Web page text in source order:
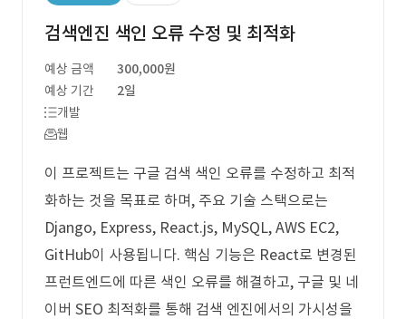
검색엔진 색인 오류 수정 및 최적화
예상 금액
300,000원
예상 기간
2일
개발
웹
이 프로젝트는 구글 검색 색인 오류를 수정하고 최적
화하는 것을 목표로 하며, 주요 기술 스택으로는
Django, Express, React.js, MySQL, AWS EC2,
GitHub이 사용됩니다. 핵심 기능은 React로 변경된
프런트엔드에 따른 색인 오류를 해결하고, 구글 및 네
이버 SEO 최적화를 통해 검색 엔진에서의 가시성을